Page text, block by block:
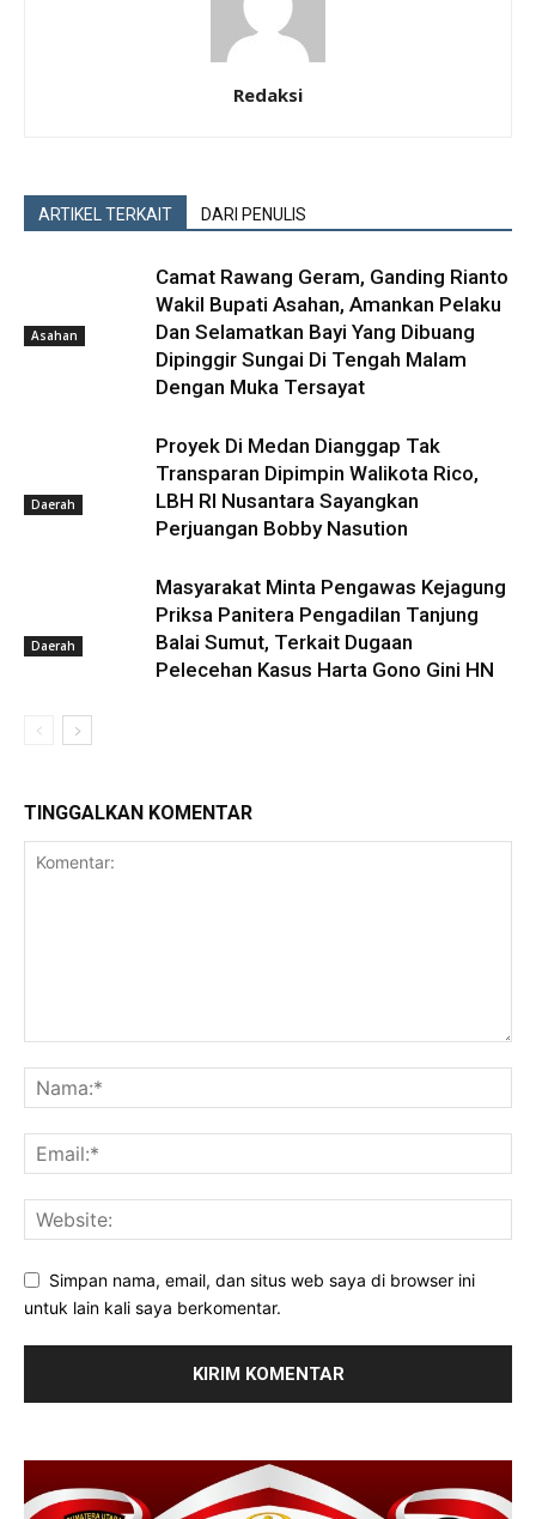
Redaksi
ARTIKEL TERKAIT DARI PENULIS
Asahan
Camat Rawang Geram, Ganding Rianto
Wakil Bupati Asahan, Amankan Pelaku
Dan Selamatkan Bayi Yang Dibuang
Dipinggir Sungai Di Tengah Malam
Dengan Muka Tersayat
Daerah
Proyek Di Medan Dianggap Tak
Transparan Dipimpin Walikota Rico,
LBH RI Nusantara Sayangkan
Perjuangan Bobby Nasution
Daerah
Masyarakat Minta Pengawas Kejagung
Priksa Panitera Pengadilan Tanjung
Balai Sumut, Terkait Dugaan
Pelecehan Kasus Harta Gono Gini HN
TINGGALKAN KOMENTAR
Simpan nama, email, dan situs web saya di browser ini
untuk lain kali saya berkomentar.